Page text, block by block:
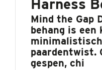
Harness
Mind the Gap
behang is een
paardentwist.
gespen, chi